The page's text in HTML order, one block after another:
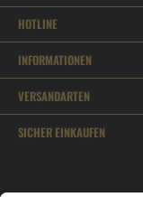
HOTLINE
INFORMATIONEN
VERSANDARTEN
SICHER EINKAUFEN